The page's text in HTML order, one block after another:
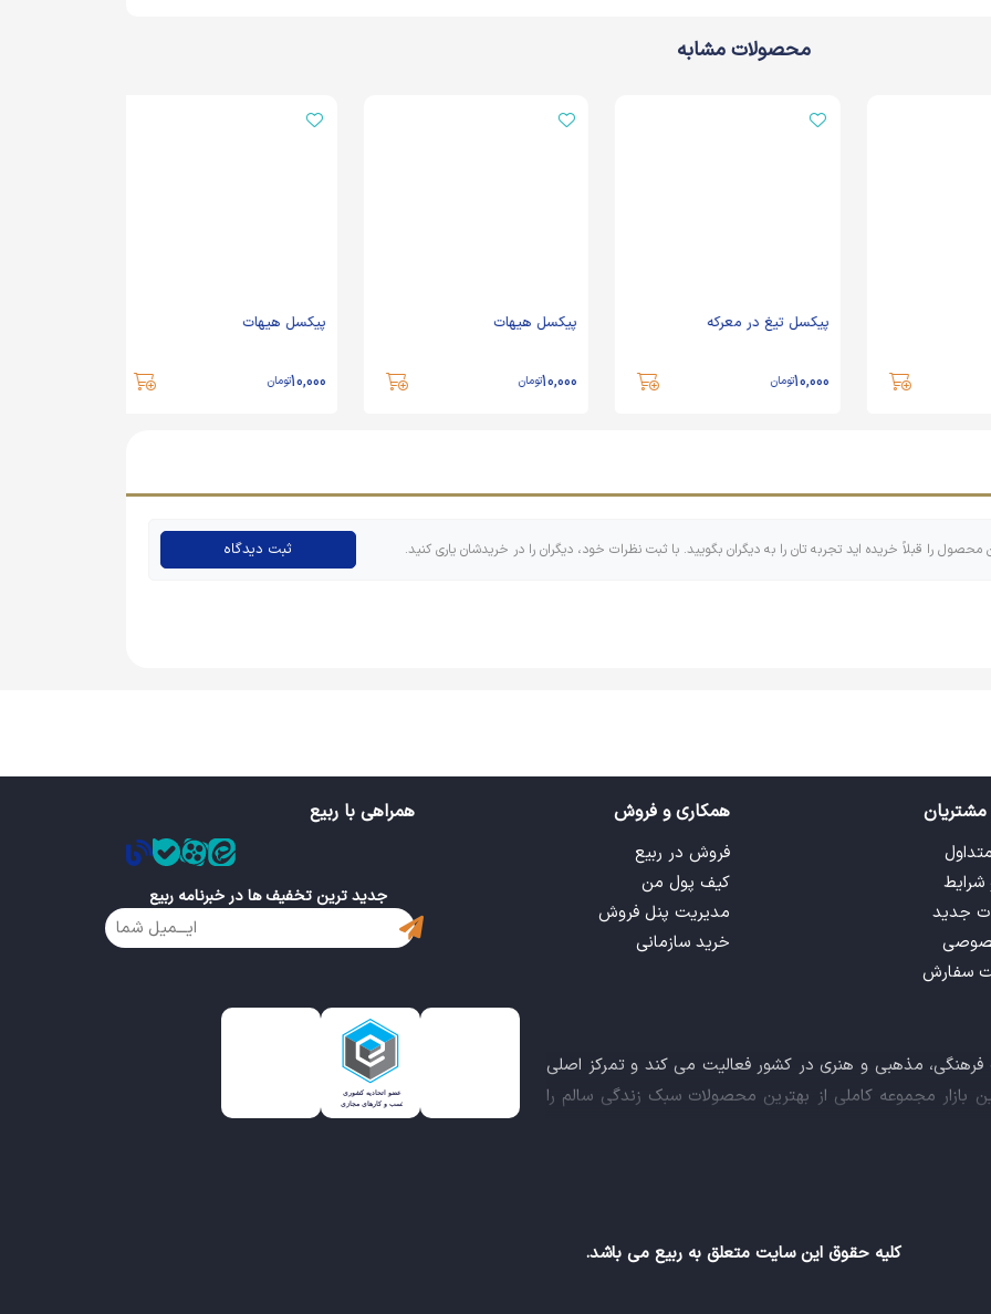
محصولات مشابه
پیکسل تیغ در معرکه
10,000تومان
پیکسل هیهات
10,000تومان
پیکسل هیهات
10,000تومان
محصول را قبلاً خریده اید تجربه تان را به دیگران بگویید. با ثبت نظرات خود، دیگران را در خریدشان یاری کنید. ثبت دیدگاه
شرایط
جدید
سفارش
همکاری و فروش
فروش در ربیع
کیف پول من
مدیریت پنل فروش
خرید سازمانی
همراهی با ربیع
جدید ترین تخفیف ها در خبرنامه ربیع
فرهنگی، مذهبی و هنری در کشور فعالیت می کند و تمرکز اصلی
بازار مجموعه کاملی از بهترین محصولات سبک زندگی سالم را
فرهنگی، مذهبی و هنری برآورده نماید.
های ربیع فرهنگی، ربیع سلامتی و ربیع ورزشی، حالا در قالب
کلیه حقوق این سایت متعلق به ربیع می باشد.